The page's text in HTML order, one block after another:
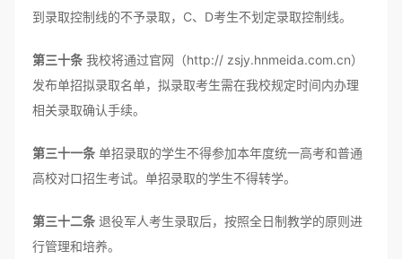
到录取控制线的不予录取，C、D考生不划定录取控制线。
第三十条 我校将通过官网（http:// zsjy.hnmeida.com.cn）
发布单招拟录取名单，拟录取考生需在我校规定时间内办理
相关录取确认手续。
第三十一条 单招录取的学生不得参加本年度统一高考和普通
高校对口招生考试。单招录取的学生不得转学。
第三十二条 退役军人考生录取后，按照全日制教学的原则进
行管理和培养。